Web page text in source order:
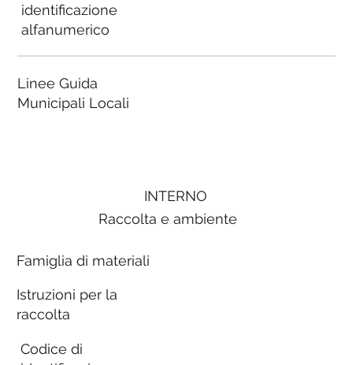
identificazione
alfanumerico
Linee Guida
Municipali Locali
INTERNO
Raccolta e ambiente
Famiglia di materiali
Istruzioni per la
raccolta
Codice di